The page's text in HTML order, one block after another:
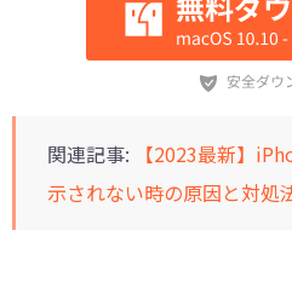
関連記事:
【2023最新】
示されない時の原因と対処